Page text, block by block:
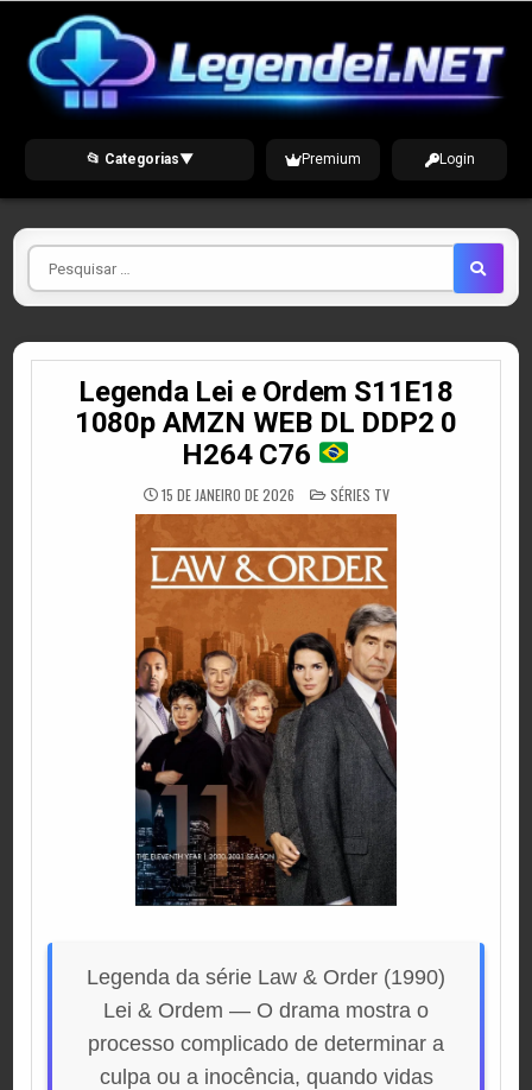
content
📂 Categorias▼ Premium Login
Pesquisar
por
Legenda Lei e Ordem S11E18
1080p AMZN WEB DL DDP2 0
H264 C76
15 DE JANEIRO DE 2026 POSTED
IN
SÉRIES TV
Legenda da série Law & Order (1990)
Lei & Ordem — O drama mostra o
processo complicado de determinar a
culpa ou a inocência, quando vidas